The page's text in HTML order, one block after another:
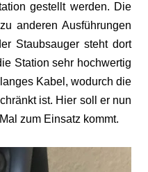
gestellt werden. Die
anderen Ausführungen
Staubsauger steht dort
Station sehr hochwertig
Kabel, wodurch die
ist. Hier soll er nun
zum Einsatz kommt.